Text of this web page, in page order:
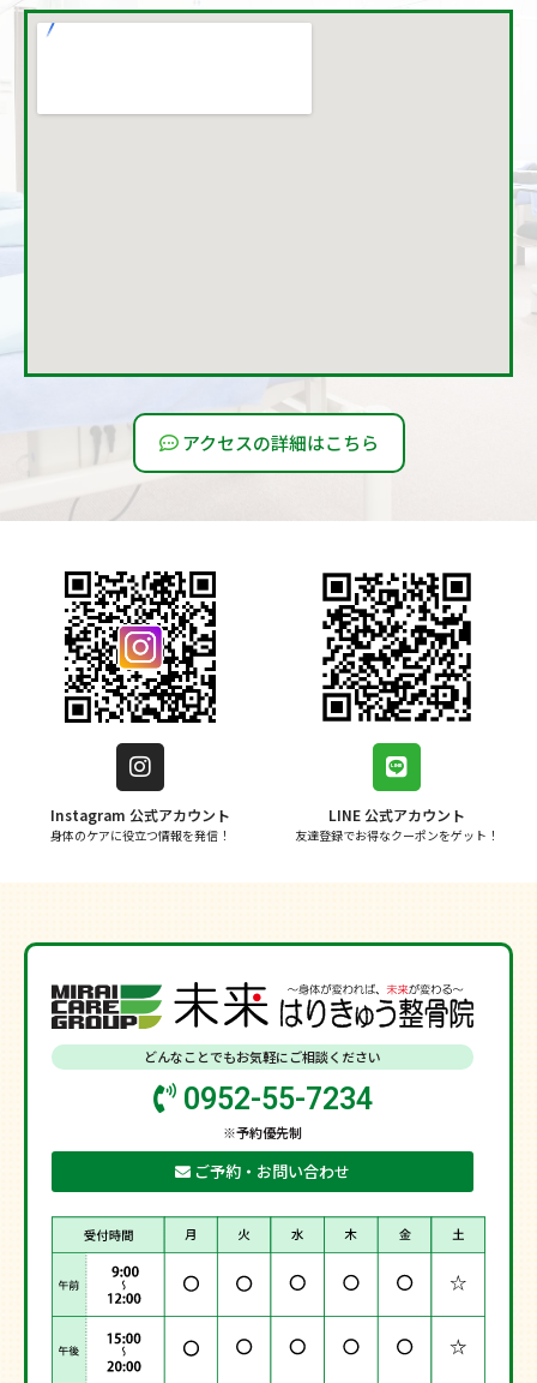
アクセスの詳細はこちら
Instagram 公式アカウント
身体のケアに役立つ情報を発信！
LINE 公式アカウント
友達登録でお得なクーポンをゲット！
どんなことでもお気軽にご相談ください
0952-55-7234
※予約優先制
ご予約・お問い合わせ